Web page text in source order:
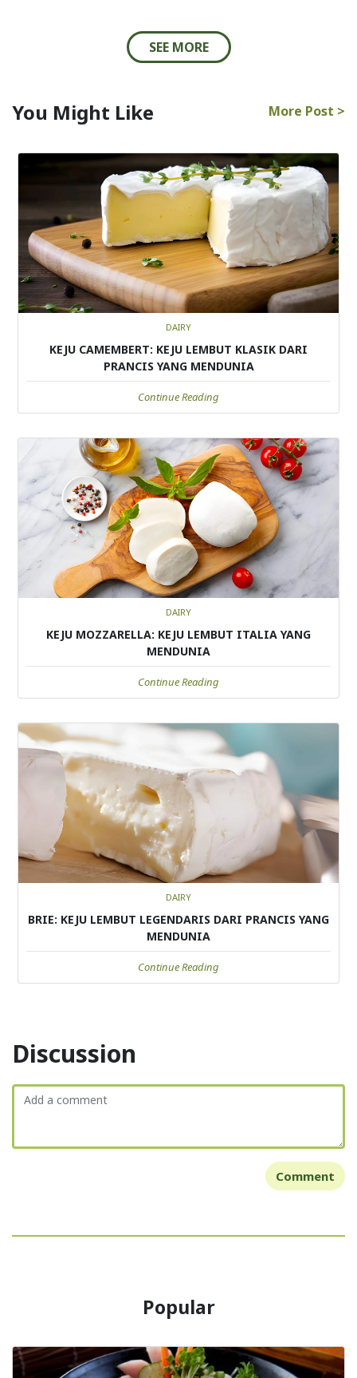
SEE MORE
You Might Like More Post >
DAIRY
KEJU CAMEMBERT: KEJU LEMBUT KLASIK DARI
PRANCIS YANG MENDUNIA
Continue Reading
DAIRY
KEJU MOZZARELLA: KEJU LEMBUT ITALIA YANG
MENDUNIA
Continue Reading
DAIRY
BRIE: KEJU LEMBUT LEGENDARIS DARI PRANCIS YANG
MENDUNIA
Continue Reading
Discussion
Comment
Popular